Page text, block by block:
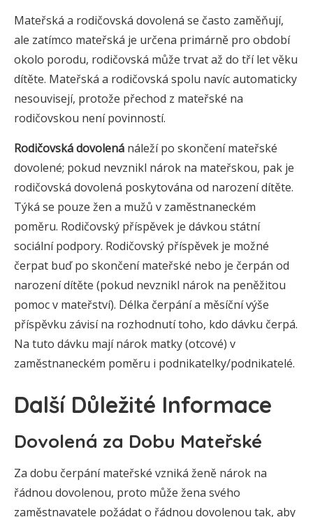
Mateřská a rodičovská dovolená se často zaměňují,
ale zatímco mateřská je určena primárně pro období
okolo porodu, rodičovská může trvat až do tří let věku
dítěte. Mateřská a rodičovská spolu navíc automaticky
nesouvisejí, protože přechod z mateřské na
rodičovskou není povinností.
Rodičovská dovolená náleží po skončení mateřské
dovolené; pokud nevznikl nárok na mateřskou, pak je
rodičovská dovolená poskytována od narození dítěte.
Týká se pouze žen a mužů v zaměstnaneckém
poměru. Rodičovský příspěvek je dávkou státní
sociální podpory. Rodičovský příspěvek je možné
čerpat buď po skončení mateřské nebo je čerpán od
narození dítěte (pokud nevznikl nárok na peněžitou
pomoc v mateřství). Délka čerpání a měsíční výše
příspěvku závisí na rozhodnutí toho, kdo dávku čerpá.
Na tuto dávku mají nárok matky (otcové) v
zaměstnaneckém poměru i podnikatelky/podnikatelé.
Další Důležité Informace
Dovolená za Dobu Mateřské
Za dobu čerpání mateřské vzniká ženě nárok na
řádnou dovolenou, proto může žena svého
zaměstnavatele požádat o řádnou dovolenou tak, aby